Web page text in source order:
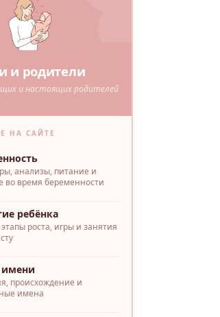
и родители
и настоящих родителей
НА САЙТЕ
анализы, питание и
во время беременности
ребёнка
роста, игры и занятия
происхождение и
имена